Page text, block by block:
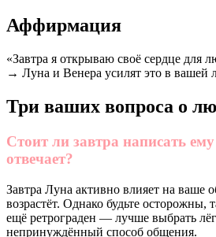
Аффирмация
«Завтра я открываю своё сердце для
→ Луна и Венера усилят это в вашей
Три ваших вопроса о
Стоит ли завтра написать
отвечает?
Завтра Луна активно влияет на ваше
возрастёт. Однако будьте осторожны,
ещё ретрограден — лучше выбрать
непринуждённый способ общения.